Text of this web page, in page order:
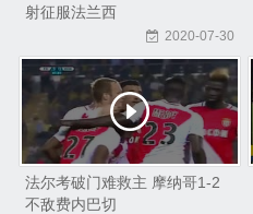
射征服法兰西
2020-07-30
法尔考破门难救主 摩纳哥1-2
不敌费内巴切